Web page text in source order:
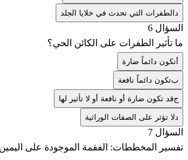
د الطفرات التي تحدث في خلايا الجلد
السؤال 6
ما تأثير الطفرات على الكائن الحي؟
أتكون دائماً ضارة
بتكون دائماً نافعة
جقد تكون ضارة أو نافعة أو لا تأثير لها
دلا تؤثر على الصفات الوراثية
السؤال 7
تفسير المخططات: الفقمة الموجودة على اليمين